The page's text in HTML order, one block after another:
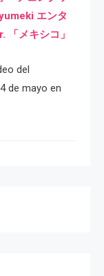
エンタ
「メキシコ」
del
de mayo en